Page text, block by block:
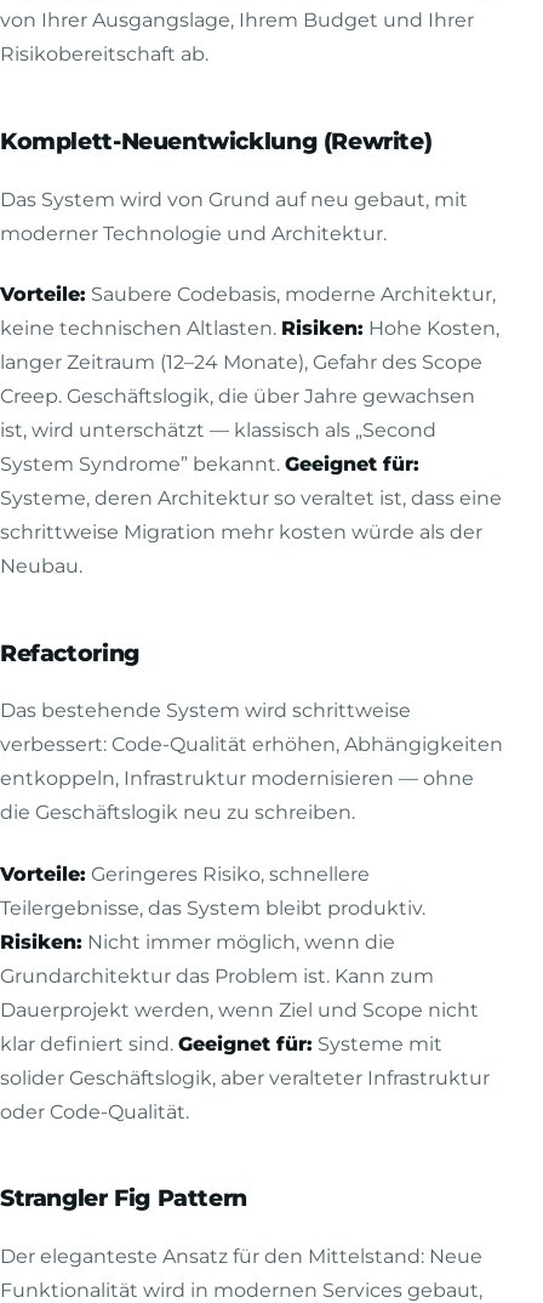
von Ihrer Ausgangslage, Ihrem Budget und Ihrer
Risikobereitschaft ab.
Komplett-Neuentwicklung (Rewrite)
Das System wird von Grund auf neu gebaut, mit
moderner Technologie und Architektur.
Vorteile: Saubere Codebasis, moderne Architektur,
keine technischen Altlasten. Risiken: Hohe Kosten,
langer Zeitraum (12–24 Monate), Gefahr des Scope
Creep. Geschäftslogik, die über Jahre gewachsen
ist, wird unterschätzt — klassisch als „Second
System Syndrome” bekannt. Geeignet für:
Systeme, deren Architektur so veraltet ist, dass eine
schrittweise Migration mehr kosten würde als der
Neubau.
Refactoring
Das bestehende System wird schrittweise
verbessert: Code-Qualität erhöhen, Abhängigkeiten
entkoppeln, Infrastruktur modernisieren — ohne
die Geschäftslogik neu zu schreiben.
Vorteile: Geringeres Risiko, schnellere
Teilergebnisse, das System bleibt produktiv.
Risiken: Nicht immer möglich, wenn die
Grundarchitektur das Problem ist. Kann zum
Dauerprojekt werden, wenn Ziel und Scope nicht
klar definiert sind. Geeignet für: Systeme mit
solider Geschäftslogik, aber veralteter Infrastruktur
oder Code-Qualität.
Strangler Fig Pattern
Der eleganteste Ansatz für den Mittelstand: Neue
Funktionalität wird in modernen Services gebaut,